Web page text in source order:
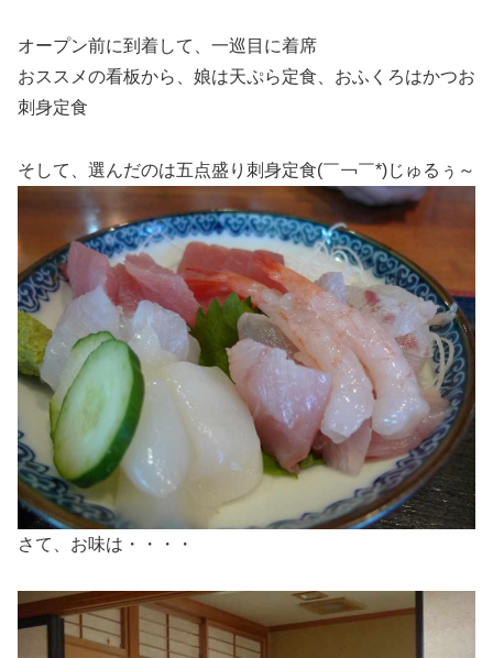
オープン前に到着して、一巡目に着席
おススメの看板から、娘は天ぷら定食、おふくろはかつお
刺身定食
そして、選んだのは五点盛り刺身定食(￣￢￣*)じゅるぅ～
さて、お味は・・・・